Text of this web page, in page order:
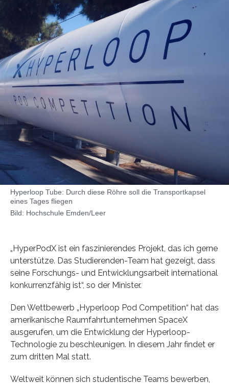
Hyperloop Tube: Durch diese Röhre soll die Transportkapsel
eines Tages fliegen
Bild: Hochschule Emden/Leer
„HyperPodX ist ein faszinierendes Projekt, das ich gerne
unterstütze. Das Studierenden-Team hat gezeigt, dass
seine Forschungs- und Entwicklungsarbeit international
konkurrenzfähig ist“, so der Minister.
Den Wettbewerb „Hyperloop Pod Competition“ hat das
amerikanische Raumfahrtunternehmen SpaceX
ausgerufen, um die Entwicklung der Hyperloop-
Technologie zu beschleunigen. In diesem Jahr findet er
zum dritten Mal statt.
Weltweit können sich studentische Teams bewerben,